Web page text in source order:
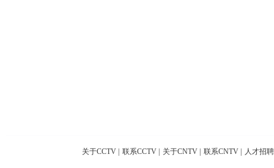
关于CCTV 联系CCTV 关于CNTV 联系CNTV 人才招聘